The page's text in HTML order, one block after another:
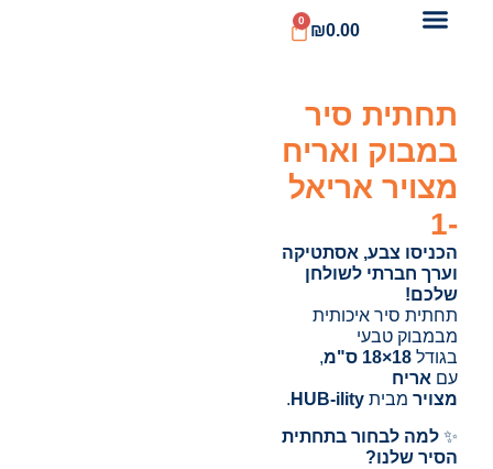
₪0.00
0
תחתית סיר
במבוק ואריח
מצויר אריאל
-1
הכניסו צבע, אסתטיקה
וערך חברתי לשולחן
שלכם!
תחתית סיר איכותית
מבמבוק טבעי
בגודל18×18 ס"מ
,
עם אריח
מצויר מביתHUB-ility
.
✨למה לבחור בתחתית
הסיר שלנו?